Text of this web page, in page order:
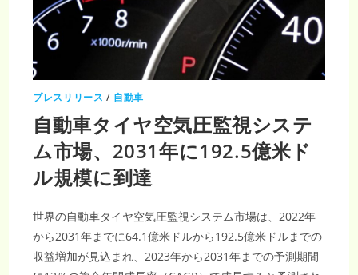
1040
万
米
ド
ル
プレスリリース / 自動車
自動車タイヤ空気圧監視システ
ム市場、2031年に192.5億米ド
ル規模に到達
世界の自動車タイヤ空気圧監視システム市場は、2022年
から2031年までに64.1億米ドルから192.5億米ドルまでの
収益増加が見込まれ、2023年から2031年までの予測期間